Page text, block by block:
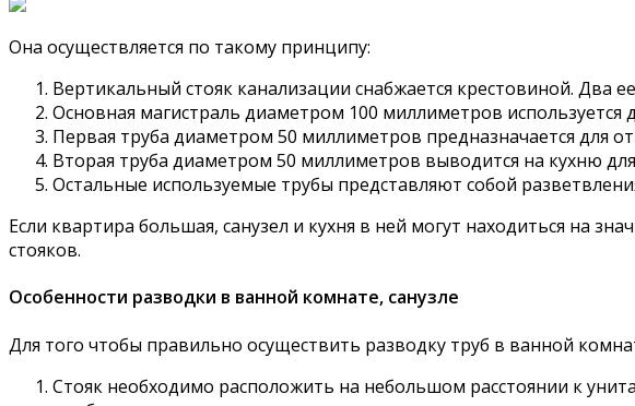
Она осуществляется по такому принципу:
Вертикальный стояк канализации снабжается крестовиной.
Основная магистраль диаметром 100 миллиметров используется
Первая труба диаметром 50 миллиметров предназначается для
Вторая труба диаметром 50 миллиметров выводится на кухню
Остальные используемые трубы представляют собой
Если квартира большая, санузел и кухня в ней могут находиться на
стояков.
Особенности разводки в ванной комнате, санузле
Для того чтобы правильно осуществить разводку труб в ванной
Стояк необходимо расположить на небольшом расстоянии к